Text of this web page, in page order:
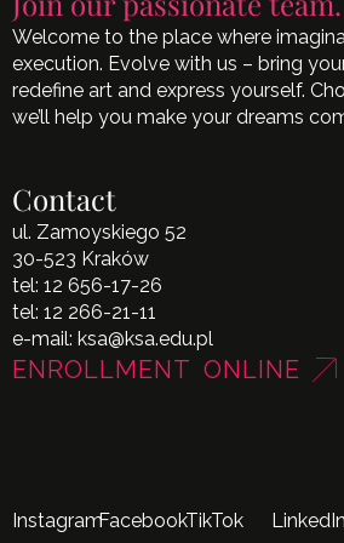
Welcome to the place where
execution. Evolve with us – bring
redefine art and express yourself.
we’ll help you make your dreams
Contact
ul. Zamoyskiego 52
30-523 Kraków
tel: 12 656-17-26
tel: 12 266-21-11
e-mail: ksa@ksa.edu.pl
ENROLLMENT ONLINE
InstagramFacebookTikTok LinkedIn